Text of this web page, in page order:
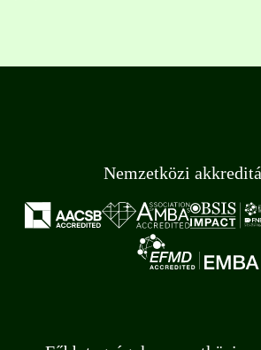
Nemzetközi